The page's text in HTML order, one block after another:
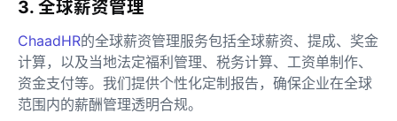
3. 全球薪资管理
ChaadHR的全球薪资管理服务包括全球薪资、提成、奖金
计算，以及当地法定福利管理、税务计算、工资单制作、
资金支付等。我们提供个性化定制报告，确保企业在全球
范围内的薪酬管理透明合规。